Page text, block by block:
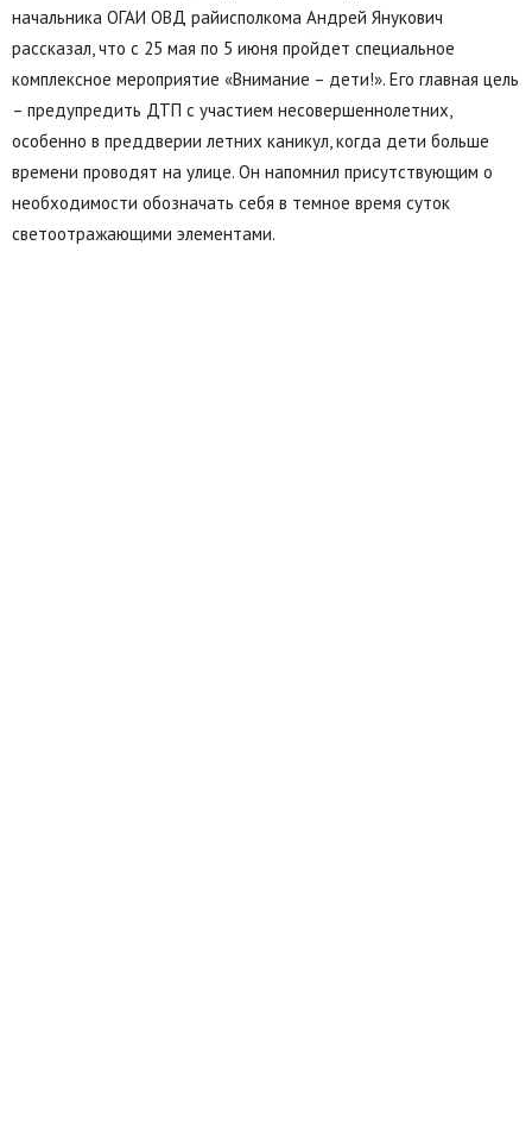
начальника ОГАИ ОВД райисполкома Андрей Янукович
рассказал, что с 25 мая по 5 июня пройдет специальное
комплексное мероприятие «Внимание – дети!». Его главная цель
– предупредить ДТП с участием несовершеннолетних,
особенно в преддверии летних каникул, когда дети больше
времени проводят на улице. Он напомнил присутствующим о
необходимости обозначать себя в темное время суток
светоотражающими элементами.